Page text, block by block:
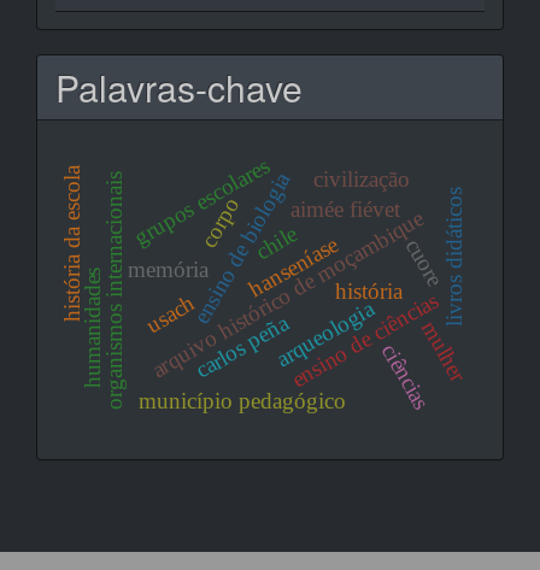
Palavras-chave
arquivo histórico de moçambique
história
memória
ensino de ciências
ensino de biologia livros didáticos
organismos internacionais município pedagógico
aimée fiévet
mulher
ciências
arqueologia
grupos escolares
carlos peña
humanidades
chile
usach
história da escola cuore
civilização
hanseníase
corpo